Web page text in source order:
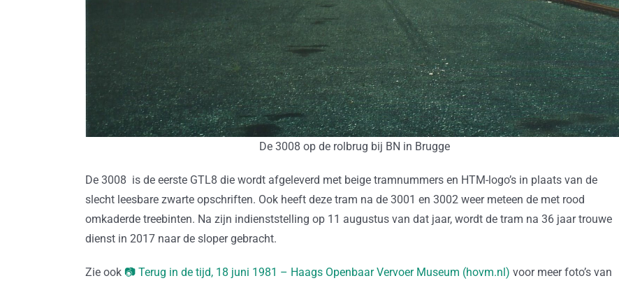
De 3008 op de rolbrug bij BN in Brugge
De 3008 is de eerste GTL8 die wordt afgeleverd met beige tramnummers en HTM-logo’s in plaats van de
slecht leesbare zwarte opschriften. Ook heeft deze tram na de 3001 en 3002 weer meteen de met rood
omkaderde treebinten. Na zijn indienststelling op 11 augustus van dat jaar, wordt de tram na 36 jaar trouwe
dienst in 2017 naar de sloper gebracht.
Zie ook 📷 Terug in de tijd, 18 juni 1981 – Haags Openbaar Vervoer Museum (hovm.nl) voor meer foto’s van